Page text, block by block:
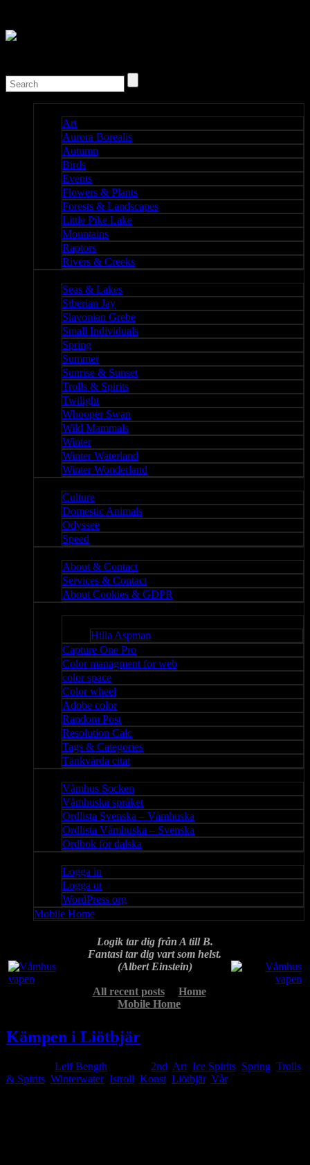
Art
Aurora Borealis
Autumn
Birds
Events
Flowers & Plants
Forests & Landscapes
Little Pike Lake
Mountains
Raptors
Rivers & Creeks
Seas & Lakes
Siberian Jay
Slavonian Grebe
Small Individuals
Spring
Summer
Sunrise & Sunset
Trolls & Spirits
Twilight
Whooper Swan
Wild Mammals
Winter
Winter Waterland
Winter Wonderland
Culture
Domestic Animals
Odyssee
Speed
About & Contact
Services & Contact
About Cookies & GDPR
Hilla Aspman
Capture One Pro
Color managment for web
color space
Color wheel
Adobe color
Random Post
Resolution Calc
Tags & Categories
Tänkvärda citat
Våmhus Socken
Våmhuska språket
Ordlista Svenska – Våmhuska
Ordlista Våmhuska – Svenska
Ordbok för dalska
Logga in
Logga ut
WordPress org
Mobile Home
Logik tar dig från A till B.
Fantasi tar dig vart som helst.
(Albert Einstein)
All recent posts
Home
Mobile Home
Kämpen i Liötbjär
Leif Bength 2nd Art Ice Spirits Spring Trolls
& Spirits Winterwater Istroll Konst Liötbjär, Vår